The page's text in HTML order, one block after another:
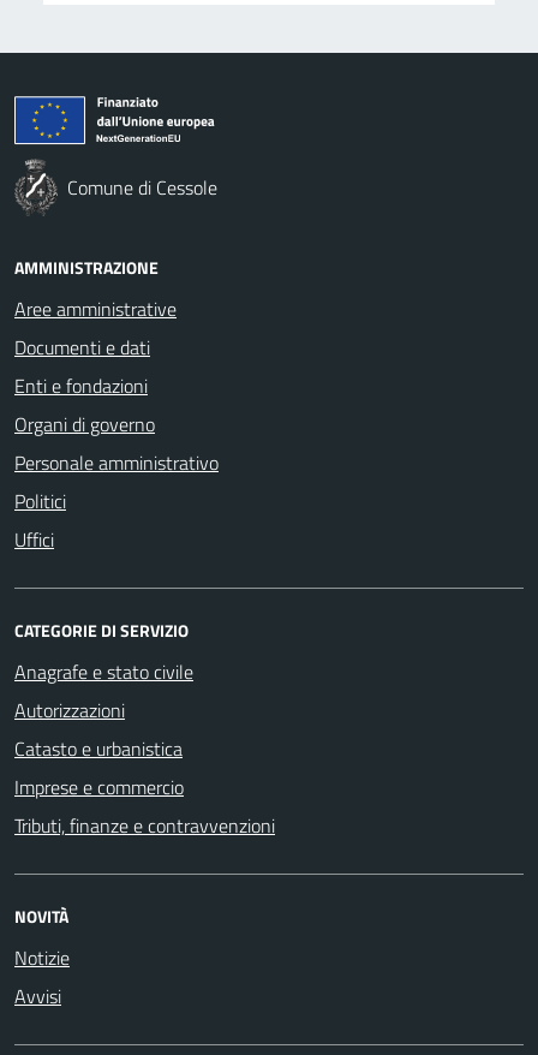
Comune di Cessole
AMMINISTRAZIONE
Aree amministrative
Documenti e dati
Enti e fondazioni
Organi di governo
Personale amministrativo
Politici
Uffici
CATEGORIE DI SERVIZIO
Anagrafe e stato civile
Autorizzazioni
Catasto e urbanistica
Imprese e commercio
Tributi, finanze e contravvenzioni
NOVITÀ
Notizie
Avvisi